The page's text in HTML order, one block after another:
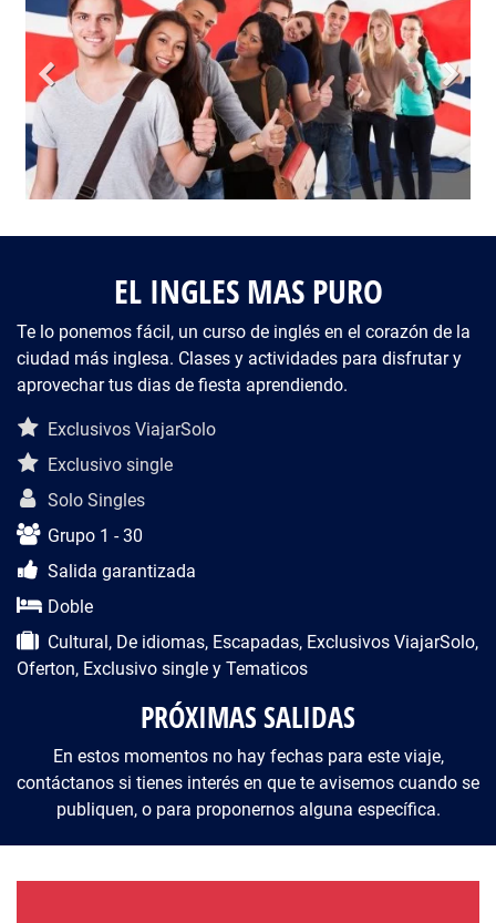
EL INGLES MAS PURO
Te lo ponemos fácil, un curso de inglés en el corazón de la
ciudad más inglesa. Clases y actividades para disfrutar y
aprovechar tus dias de fiesta aprendiendo.
Descripción del viaje
Exclusivos ViajarSolo
Exclusivo single
Solo Singles
Grupo 1 - 30
Salida garantizada
Doble
Cultural, De idiomas, Escapadas, Exclusivos ViajarSolo,
Oferton, Exclusivo single y Tematicos
PRÓXIMAS SALIDAS
En estos momentos no hay fechas para este viaje,
contáctanos si tienes interés en que te avisemos cuando se
publiquen, o para proponernos alguna específica.